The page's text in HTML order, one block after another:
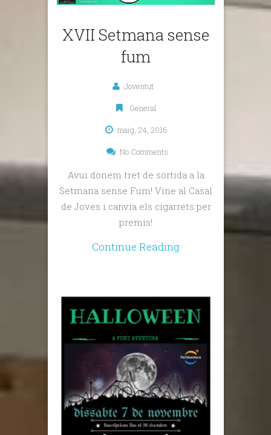
XVII Setmana sense
fum
Joventut
General
maig, 24, 2016
No Comments
Avui donem tret de sortida a la
Setmana sense Fum! Vine al Casal
de Joves i canvia els cigarrets per
premis!
Continue Reading